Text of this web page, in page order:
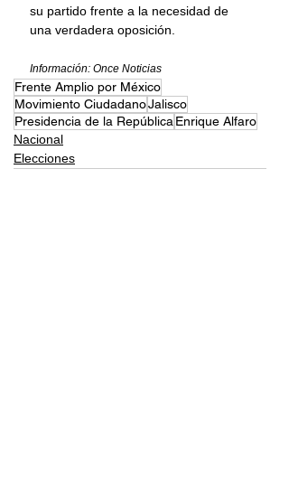
su partido frente a la necesidad de
una verdadera oposición.
Información: Once Noticias
Frente Amplio por México
Movimiento CiudadanoJalisco
Presidencia de la República Enrique Alfaro
Nacional
Elecciones